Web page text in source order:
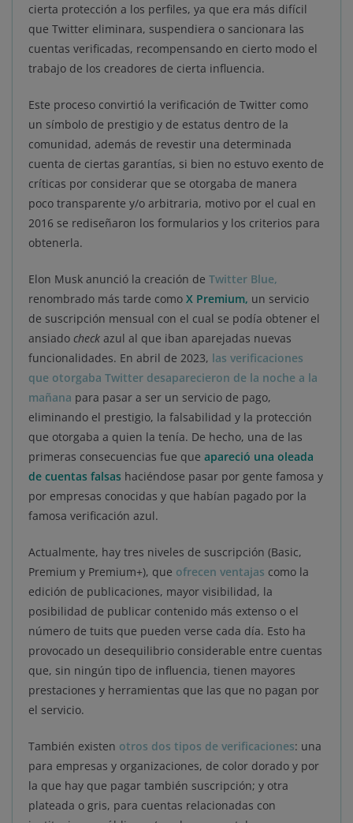
cierta protección a los perfiles, ya que era más difícil
que Twitter eliminara, suspendiera o sancionara las
cuentas verificadas, recompensando en cierto modo el
trabajo de los creadores de cierta influencia.
Este proceso convirtió la verificación de Twitter como
un símbolo de prestigio y de estatus dentro de la
comunidad, además de revestir una determinada
cuenta de ciertas garantías, si bien no estuvo exento de
críticas por considerar que se otorgaba de manera
poco transparente y/o arbitraria, motivo por el cual en
2016 se rediseñaron los formularios y los criterios para
obtenerla.
Elon Musk anunció la creación de Twitter Blue,
renombrado más tarde como X Premium, un servicio
de suscripción mensual con el cual se podía obtener el
ansiado check azul al que iban aparejadas nuevas
funcionalidades. En abril de 2023, las verificaciones
que otorgaba Twitter desaparecieron de la noche a la
mañana para pasar a ser un servicio de pago,
eliminando el prestigio, la falsabilidad y la protección
que otorgaba a quien la tenía. De hecho, una de las
primeras consecuencias fue que apareció una oleada
de cuentas falsas haciéndose pasar por gente famosa y
por empresas conocidas y que habían pagado por la
famosa verificación azul.
Actualmente, hay tres niveles de suscripción (Basic,
Premium y Premium+), que ofrecen ventajas como la
edición de publicaciones, mayor visibilidad, la
posibilidad de publicar contenido más extenso o el
número de tuits que pueden verse cada día. Esto ha
provocado un desequilibrio considerable entre cuentas
que, sin ningún tipo de influencia, tienen mayores
prestaciones y herramientas que las que no pagan por
el servicio.
También existen otros dos tipos de verificaciones: una
para empresas y organizaciones, de color dorado y por
la que hay que pagar también suscripción; y otra
plateada o gris, para cuentas relacionadas con